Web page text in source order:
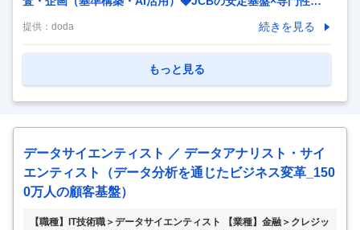
磨き長期就業◎ 【仕事内容】 【三鷹/在宅有】法人与信審
経験者歓迎／自社完結の審査体制のため専門性が磨ける／法
込まれています。 安定した審査体制を維持・強化していくた
め、組織体制の強化を目的とした増員採用を行…
提供： doda 続きを見る
もっと見る
データサイエンティスト ／ データアナリスト・サイ
エンティスト（データ分析を通じたビジネス変革_150
0万人の顧客基盤）
【職種】IT技術職＞データサイエンティスト 【業種】金融＞クレジッ